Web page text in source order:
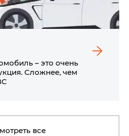
– это очень
Сложнее, чем
все